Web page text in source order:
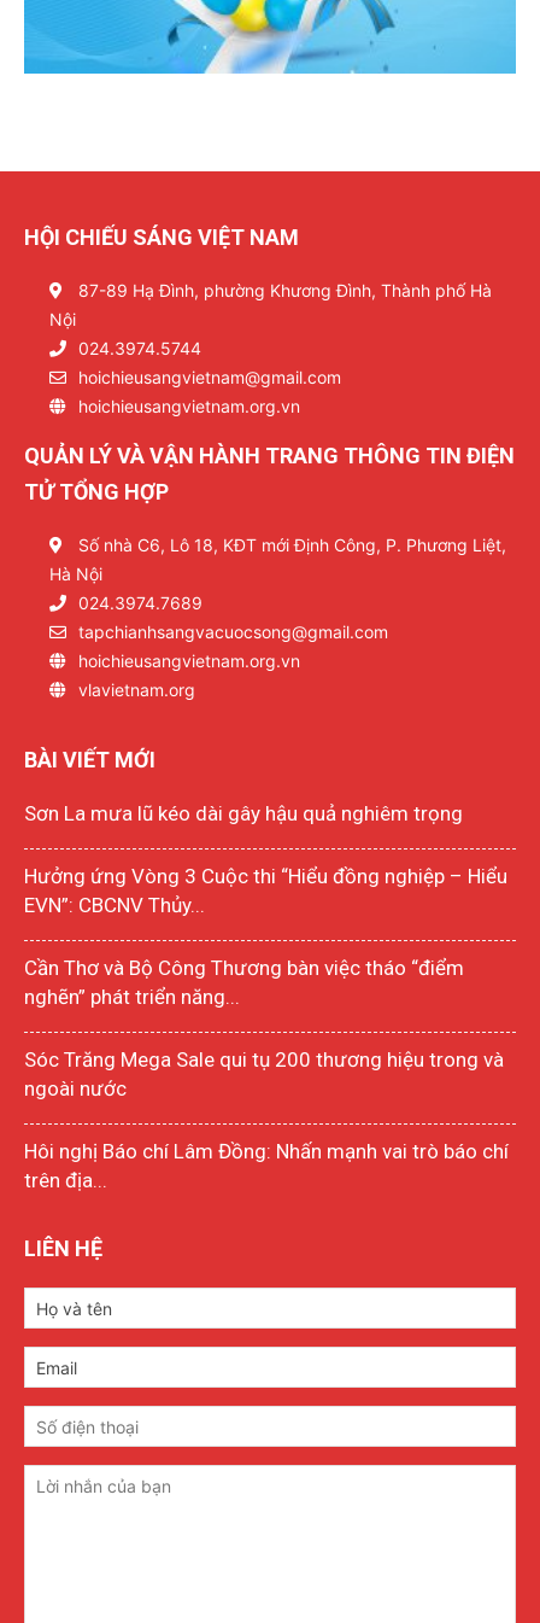
HỘI CHIẾU SÁNG VIỆT NAM
87-89 Hạ Đình, phường Khương Đình, Thành phố Hà
Nội
024.3974.5744
hoichieusangvietnam@gmail.com
hoichieusangvietnam.org.vn
QUẢN LÝ VÀ VẬN HÀNH TRANG THÔNG TIN ĐIỆN
TỬ TỔNG HỢP
Số nhà C6, Lô 18, KĐT mới Định Công, P. Phương Liệt,
Hà Nội
024.3974.7689
tapchianhsangvacuocsong@gmail.com
hoichieusangvietnam.org.vn
vlavietnam.org
BÀI VIẾT MỚI
Sơn La mưa lũ kéo dài gây hậu quả nghiêm trọng
Hưởng ứng Vòng 3 Cuộc thi “Hiểu đồng nghiệp – Hiểu
EVN”: CBCNV Thủy...
Cần Thơ và Bộ Công Thương bàn việc tháo “điểm
nghẽn” phát triển năng...
Sóc Trăng Mega Sale qui tụ 200 thương hiệu trong và
ngoài nước
Hôi nghị Báo chí Lâm Đồng: Nhấn mạnh vai trò báo chí
trên địa...
LIÊN HỆ